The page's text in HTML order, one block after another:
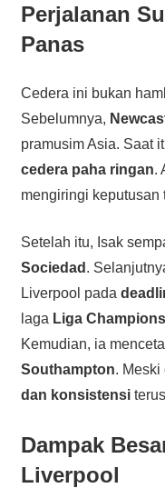
Perjalanan
Panas
Cedera ini bukan
Sebelumnya,
pramusim Asia. Saat
cedera paha ringan.
mengiringi keputusan
Setelah itu, Isak
Sociedad .
Liverpool pada
laga Liga
Kemudian, ia
Southampton. Meski
dan konsistensi
Dampak
Liverpool